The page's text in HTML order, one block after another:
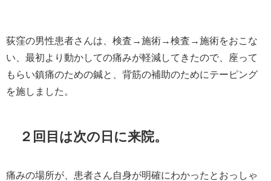
荻窪の男性患者さんは、検査→施術→検査→施術をおこな
い、最初より動かしての痛みが軽減してきたので、座って
もらい鎮痛のための鍼と、背筋の補助のためにテーピング
を施しました。
２回目は次の日に来院。
痛みの場所が、患者さん自身が明確にわかったとおっしゃ